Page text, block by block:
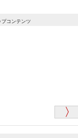
グー」と鳴く
性）
と他の融通
ことです」
プコンテンツ